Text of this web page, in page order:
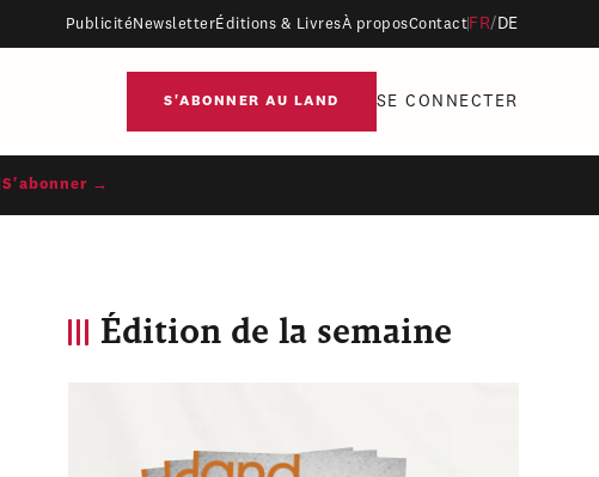
Publicité NewsletterÉditions & LivresÀ proposContact FR/ DE
S'ABONNER AU LAND SE CONNECTER
S'abonner →
Édition de la semaine